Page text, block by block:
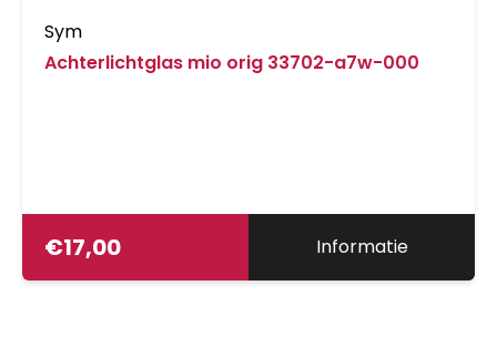
Sym
Achterlichtglas mio orig 33702-a7w-000
€17,00 Informatie